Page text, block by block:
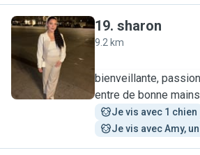
S
19. sharon
9.2 km
bienveillante,
entre de bonne mains
Je vis avec 1 chien
Je vis avec Amy,